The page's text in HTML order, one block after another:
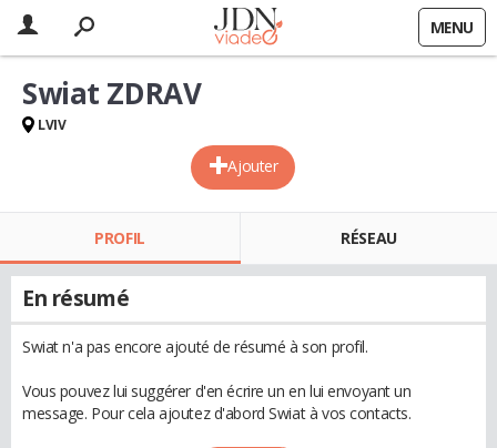
MENU
Ajouter
Swiat ZDRAV
LVIV
PROFIL RÉSEAU
En résumé
Swiat n'a pas encore ajouté de résumé à son profil.
Vous pouvez lui suggérer d'en écrire un en lui envoyant un
message. Pour cela ajoutez d'abord Swiat à vos contacts.